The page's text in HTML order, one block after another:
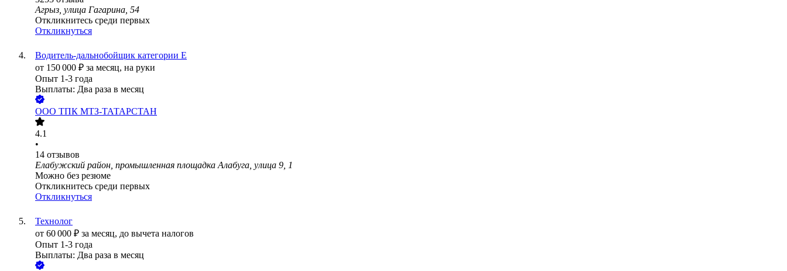
Агрыз, улица Гагарина, 54
Откликнитесь среди первых
Откликнуться
Водитель-дальнобойщик категории Е
от 150 000 ₽ за месяц, на руки
Опыт 1-3 года
Выплаты: Два раза в месяц
ООО ТПК МТЗ-ТАТАРСТАН
4.1
•
14 отзывов
Елабужский район, промышленная площадка Алабуга, улица 9, 1
Можно без резюме
Откликнитесь среди первых
Откликнуться
Технолог
от 60 000 ₽ за месяц, до вычета налогов
Опыт 1-3 года
Выплаты: Два раза в месяц